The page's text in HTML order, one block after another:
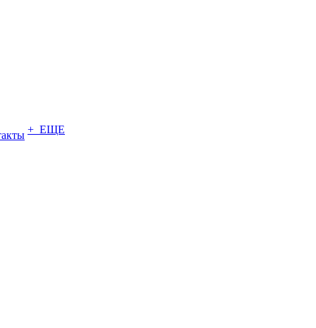
+ ЕЩЕ